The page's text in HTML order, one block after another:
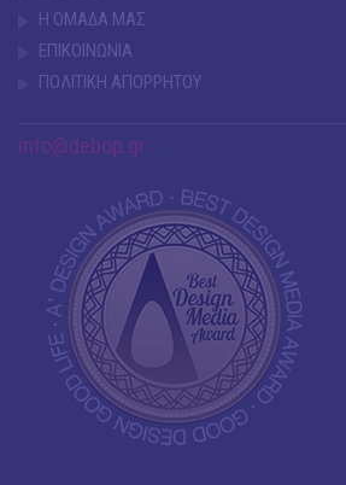
Η ΟΜΑΔΑ ΜΑΣ
ΕΠΙΚΟΙΝΩΝΙΑ
ΠΟΛΙΤΙΚΗ ΑΠΟΡΡΗΤΟΥ
info@debop.gr